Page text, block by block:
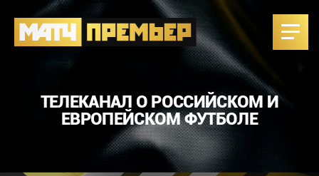
ТЕЛЕКАНАЛ О РОССИЙСКОМ И
ЕВРОПЕЙСКОМ ФУТБОЛЕ